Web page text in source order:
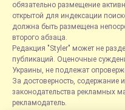
обязательно размещение
открытой для индексации
должна быть размещена
второго абзаца.
Редакция "Styler" может не
публикаций. Оценочные
Украины, не подлежат
За достоверность, содержание
законодательства рекламных
рекламодатель.